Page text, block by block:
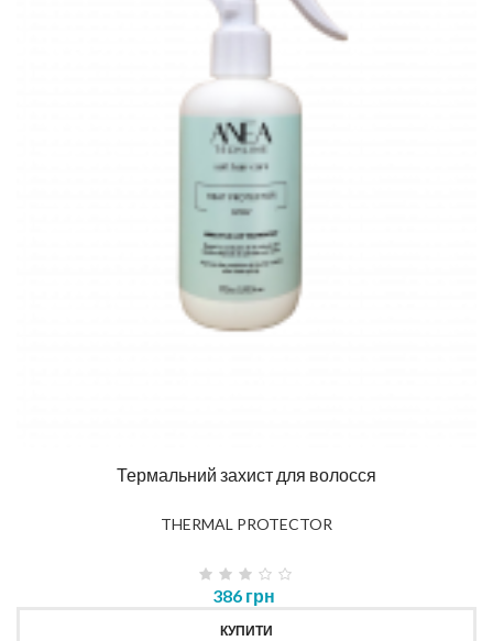
Термальний захист для волосся
THERMAL PROTECTOR
386 грн
КУПИТИ